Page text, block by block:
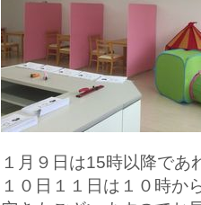
１月９日は15時以降であ
１０日１１日は１０時か